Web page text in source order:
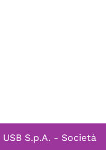
USB S.p.A. - Società